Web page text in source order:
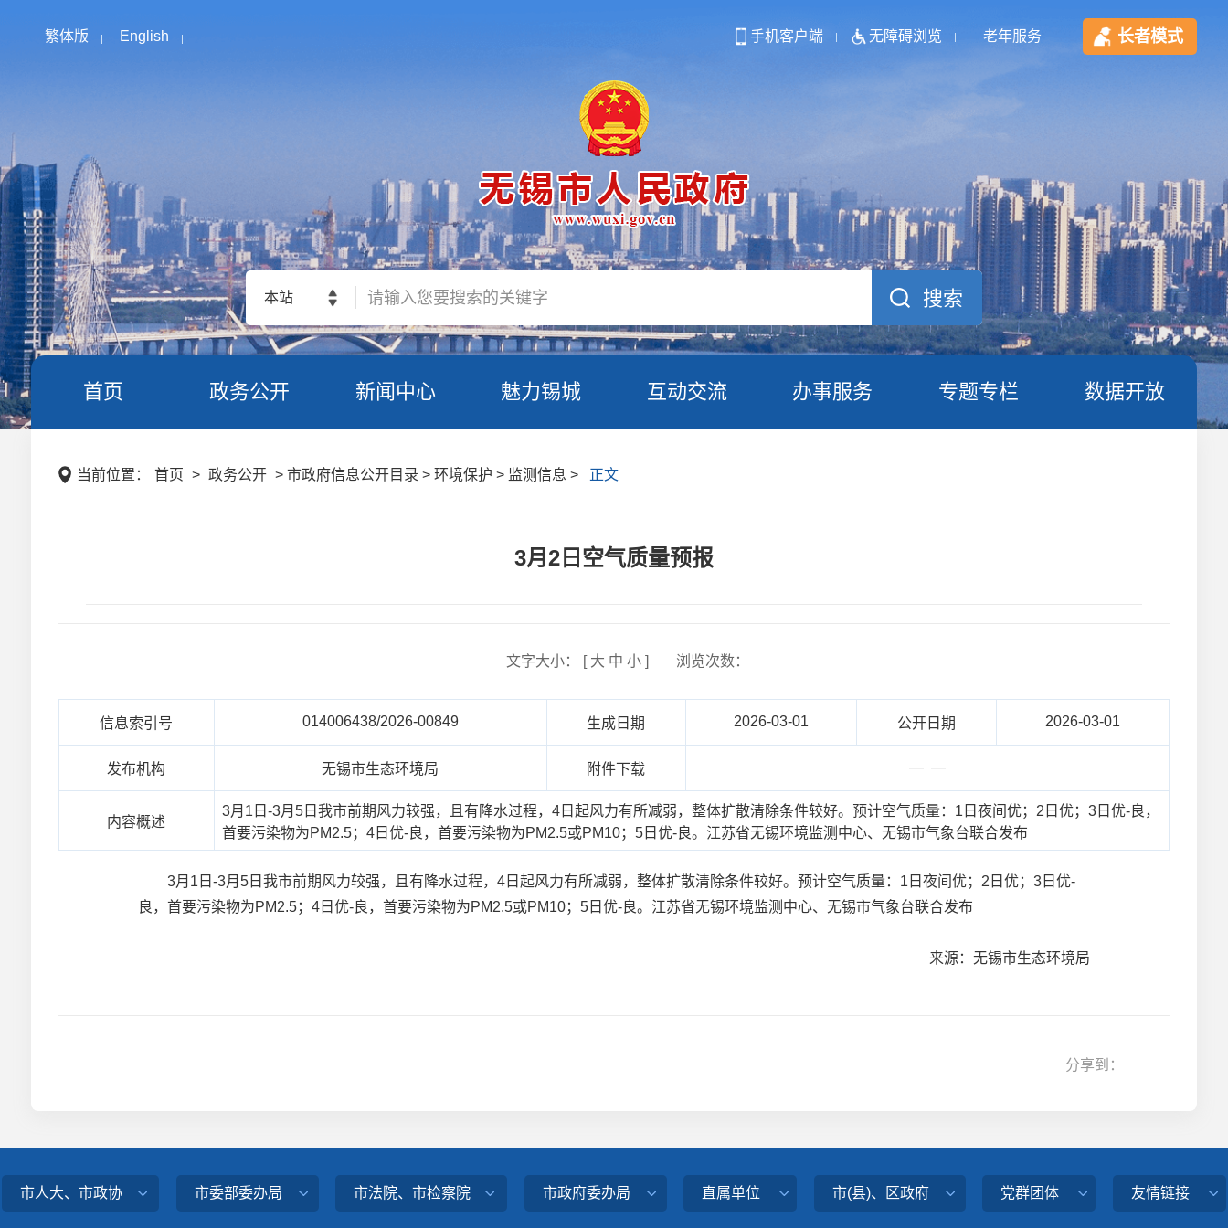
繁体版 English 手机客户端 无障碍浏览 老年服务 长者模式
本站
首页 政务公开 新闻中心 魅力锡城 互动交流 办事服务 专题专栏 数据开放
当前位置： 首页 > 政务公开 > 市政府信息公开目录 > 环境保护 > 监测信息 > 正文
3月2日空气质量预报
文字大小： [ 大 中 小] 浏览次数：
信息索引号 014006438/2026-00849 生成日期 2026-03-01 公开日期 2026-03-01
发布机构 无锡市生态环境局 附件下载 — —
内容概述
3月1日-3月5日我市前期风力较强，且有降水过程，4日起风力有所减弱，整体扩散清除条件较好。预计空气质量：1日夜间优；2日优；3日优-良，
首要污染物为PM2.5；4日优-良，首要污染物为PM2.5或PM10；5日优-良。江苏省无锡环境监测中心、无锡市气象台联合发布
3月1日-3月5日我市前期风力较强，且有降水过程，4日起风力有所减弱，整体扩散清除条件较好。预计空气质量：1日夜间优；2日优；3日优-
良，首要污染物为PM2.5；4日优-良，首要污染物为PM2.5或PM10；5日优-良。江苏省无锡环境监测中心、无锡市气象台联合发布
来源：无锡市生态环境局
分享到：
市人大、市政协 市委部委办局 市法院、市检察院 市政府委办局 直属单位 市(县)、区政府 党群团体 友情链接